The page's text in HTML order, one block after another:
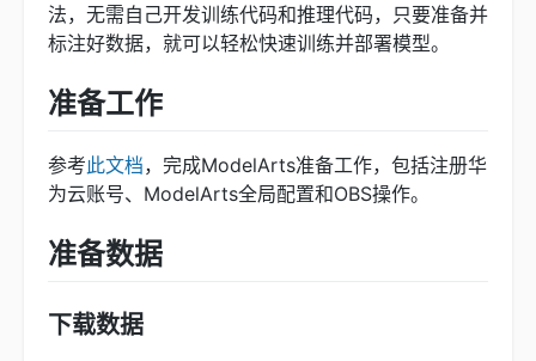
法，无需自己开发训练代码和推理代码，只要准备并
标注好数据，就可以轻松快速训练并部署模型。
准备工作
参考此文档，完成ModelArts准备工作，包括注册华
为云账号、ModelArts全局配置和OBS操作。
准备数据
下载数据